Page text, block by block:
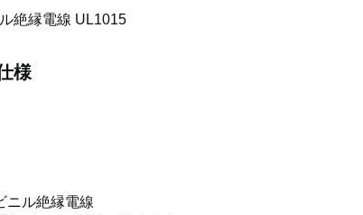
絶縁電線 UL1015
様
ニル絶縁電線